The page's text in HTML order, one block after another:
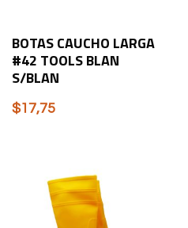
BOTAS CAUCHO LARGA
#42 TOOLS BLAN
S/BLAN
$17,75